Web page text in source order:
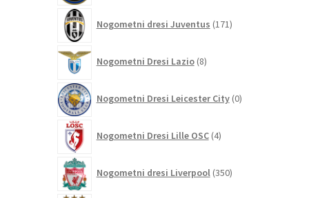
Nogometni dresi Juventus 171izdelkov
Nogometni Dresi Lazio 8izdelkov
Nogometni Dresi Leicester City 0izdelkov
Nogometni Dresi Lille OSC 4izdelki
Nogometni dresi Liverpool 350izdelkov